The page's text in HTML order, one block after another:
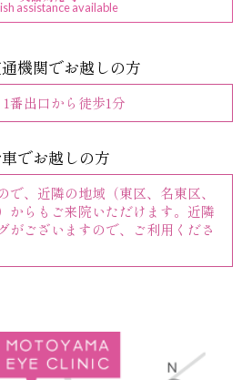
assistance available
機関でお越しの方
番出口から徒歩1分
でお越しの方
で、近隣の地域（東区、名東区、
からもご来院いただけます。近隣
がございますので、ご利用くださ